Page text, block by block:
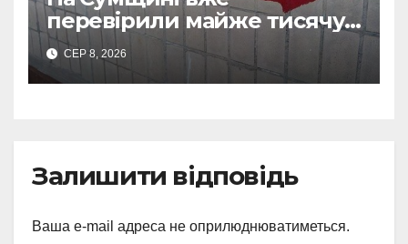
перевірили майже тисячу
укриттів: де виявили
замкнені двері
СЕР 8, 2026
Залишити відповідь
Ваша e-mail адреса не оприлюднюватиметься.